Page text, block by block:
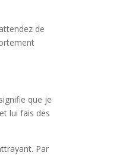
de
que je
lui fais des
Par